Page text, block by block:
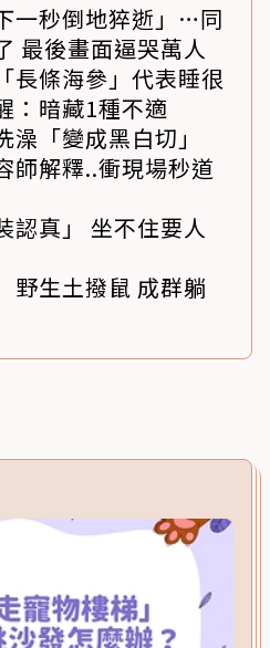
一秒倒地猝逝」…同
最後畫面逼哭萬人
長條海參」代表睡很
：暗藏1種不適
「變成黑白切」
師解釋..衝現場秒道
認真」 坐不住要人
野生土撥鼠 成群躺